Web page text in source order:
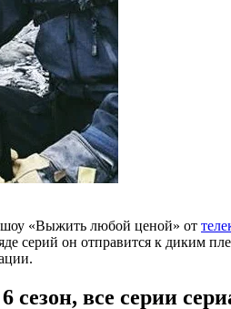
«Выжить любой ценой» от
серий он отправится к диким
все серии